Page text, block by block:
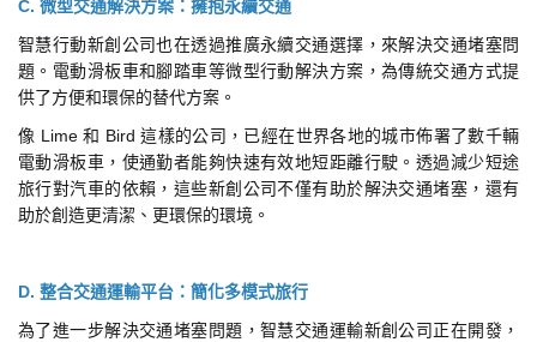
C. 微型交通解決方案：擁抱永續交通
智慧行動新創公司也在透過推廣永續交通選擇，來解決交通堵塞問
題。電動滑板車和腳踏車等微型行動解決方案，為傳統交通方式提
供了方便和環保的替代方案。
像 Lime 和 Bird 這樣的公司，已經在世界各地的城市佈署了數千輛
電動滑板車，使通勤者能夠快速有效地短距離行駛。透過減少短途
旅行對汽車的依賴，這些新創公司不僅有助於解決交通堵塞，還有
助於創造更清潔、更環保的環境。
D. 整合交通運輸平台：簡化多模式旅行
為了進一步解決交通堵塞問題，智慧交通運輸新創公司正在開發，